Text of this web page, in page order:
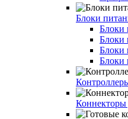
Блоки
Блоки
Блоки
Блоки
Блоки
Коннекторы